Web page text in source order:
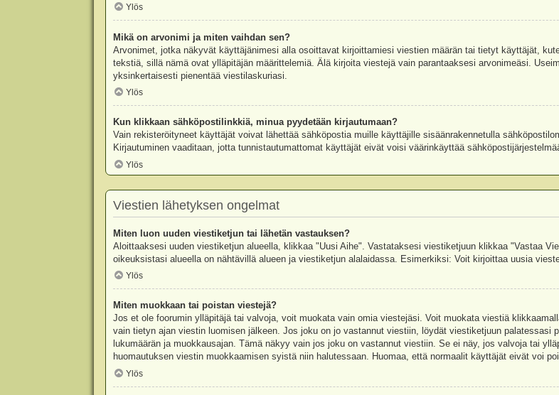
Ylös
Mikä on arvonimi ja miten vaihdan sen?
Arvonimet, jotka näkyvät käyttäjänimesi alla osoittavat kirjoittamiesi viestien määrän tai tietyt käyttäjät,
tekstiä, sillä nämä ovat ylläpitäjän määrittelemiä. Älä kirjoita viestejä vain parantaaksesi arvonimeäsi.
yksinkertaisesti pienentää viestilaskuriasi.
Ylös
Kun klikkaan sähköpostilinkkiä, minua pyydetään kirjautumaan?
Vain rekisteröityneet käyttäjät voivat lähettää sähköpostia muille käyttäjille sisäänrakennetulla
Kirjautuminen vaaditaan, jotta tunnistautumattomat käyttäjät eivät voisi väärinkäyttää
Ylös
Viestien lähetyksen ongelmat
Miten luon uuden viestiketjun tai lähetän vastauksen?
Aloittaaksesi uuden viestiketjun alueella, klikkaa "Uusi Aihe". Vastataksesi viestiketjuun klikkaa "Vastaa
oikeuksistasi alueella on nähtävillä alueen ja viestiketjun alalaidassa. Esimerkiksi: Voit kirjoittaa uusia
Ylös
Miten muokkaan tai poistan viestejä?
Jos et ole foorumin ylläpitäjä tai valvoja, voit muokata vain omia viestejäsi. Voit muokata viestiä
vain tietyn ajan viestin luomisen jälkeen. Jos joku on jo vastannut viestiin, löydät viestiketjuun
lukumäärän ja muokkausajan. Tämä näkyy vain jos joku on vastannut viestiin. Se ei näy, jos valvoja tai
huomautuksen viestin muokkaamisen syistä niin halutessaan. Huomaa, että normaalit käyttäjät eivät voi
Ylös